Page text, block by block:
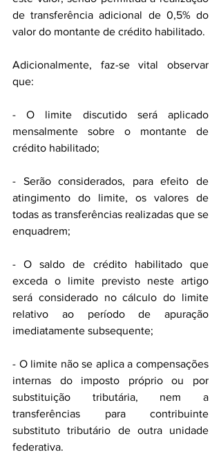
de transferência adicional de 0,5% do
valor do montante de crédito habilitado.
Adicionalmente, faz-se vital observar
que:
- O limite discutido será aplicado
mensalmente sobre o montante de
crédito habilitado;
- Serão considerados, para efeito de
atingimento do limite, os valores de
todas as transferências realizadas que se
enquadrem;
- O saldo de crédito habilitado que
exceda o limite previsto neste artigo
será considerado no cálculo do limite
relativo ao período de apuração
imediatamente subsequente;
- O limite não se aplica a compensações
internas do imposto próprio ou por
substituição tributária, nem a
transferências para contribuinte
substituto tributário de outra unidade
federativa.